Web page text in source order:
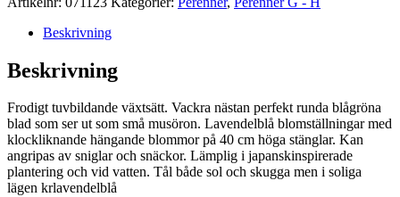
Beskrivning
Beskrivning
Frodigt tuvbildande växtsätt. Vackra nästan perfekt runda blågröna
blad som ser ut som små musöron. Lavendelblå blomställningar med
klockliknande hängande blommor på 40 cm höga stänglar. Kan
angripas av sniglar och snäckor. Lämplig i japanskinspirerade
plantering och vid vatten. Tål både sol och skugga men i soliga
lägen krlavendelblå